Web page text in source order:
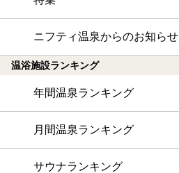
ニフティ温泉からのお知らせ
温浴施設ランキング
年間温泉ランキング
月間温泉ランキング
サウナランキング